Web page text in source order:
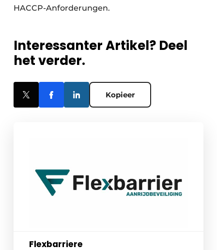
HACCP-Anforderungen.
Interessanter Artikel? Deel
het verder.
Kopieer
Flexbarriere